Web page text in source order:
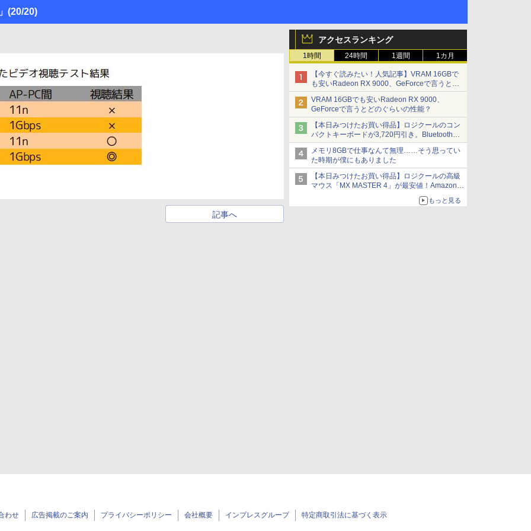
(20/20)
アクセスランキング
1時間 24時間 1週間 1カ月
【今すぐ読みたい！人気記事】VRAM 16GBで
も安いRadeon RX 9000、GeForceで言うとど
のぐらいの性能？ - PC Watch
VRAM 16GBでも安いRadeon RX 9000、
GeForceで言うとどのぐらいの性能？
【本日みつけたお買い得品】ロジクールのコン
パクトキーボードが3,720円引き。Bluetoothで3
台接続対応
メモリ8GBで仕事なんて無理……そう思ってい
た時期が僕にもありました
【本日みつけたお買い得品】ロジクールの高級
マウス「MX MASTER 4」が最安値！Amazonで
もっと見る
記事へ
わせ 広告掲載のご案内 プライバシーポリシー 会社概要 インプレスグループ 特定商取引法に基づく表示